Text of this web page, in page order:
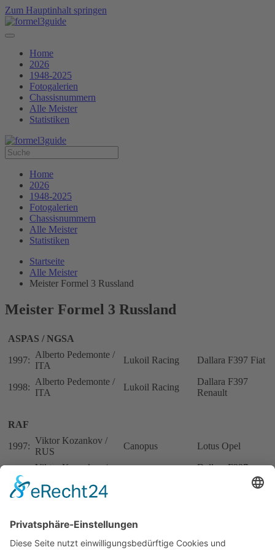
Zum Hauptinhalt springen
Home
2026
1948-2025
Fotogalerien
Chassisnummern
Alle Meister
Statistiken
Home
2026
1948-2025
Fotogalerien
Chassisnummern
Alle Meister
Statistiken
Startseite
Alle Meister
Meister Formel 3 Russland
Meister Formel 3 Russland
ASPAS / NGSA
1997:
Alberto Pedemonte /
ITA
Lukoil Racing Dallara F397 Fiat
1998:
Alberto Pedemonte /
ITA
Lukoil Racing
Dallara F397
Renault
RAF
1997:
Viktor Kozankov /
RUS
Canopus Lotus Opel
1998:
Viktor Kozankov /
Dallara F397
1999:
Alberto Pedemonte /
2000:
Alberto Pedemonte /
ITA
Lukoil Racing